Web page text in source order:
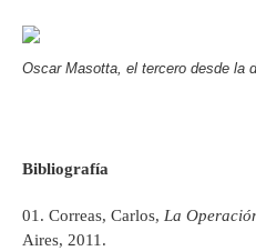
Oscar Masotta, el tercero desde la
Bibliografía
Correas, Carlos, La
Aires, 2011.